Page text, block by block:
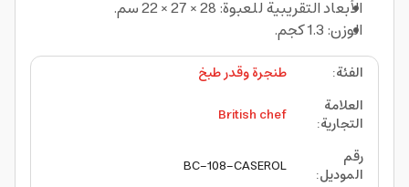
الأبعاد التقريبية للعبوة: 28 × 27 × 22 سم.
الوزن: 1.3 كجم.
الفئة:
طنجرة وقدر طبخ
العلامة
التجارية:
British chef
رقم
الموديل:
BC-108-CASEROL